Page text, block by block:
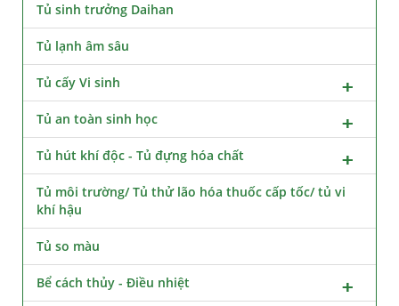
Tủ sinh trưởng Daihan
Tủ lạnh âm sâu
Tủ cấy Vi sinh
Tủ an toàn sinh học
Tủ hút khí độc - Tủ đựng hóa chất
Tủ môi trường/ Tủ thử lão hóa thuốc cấp tốc/ tủ vi
khí hậu
Tủ so màu
Bể cách thủy - Điều nhiệt